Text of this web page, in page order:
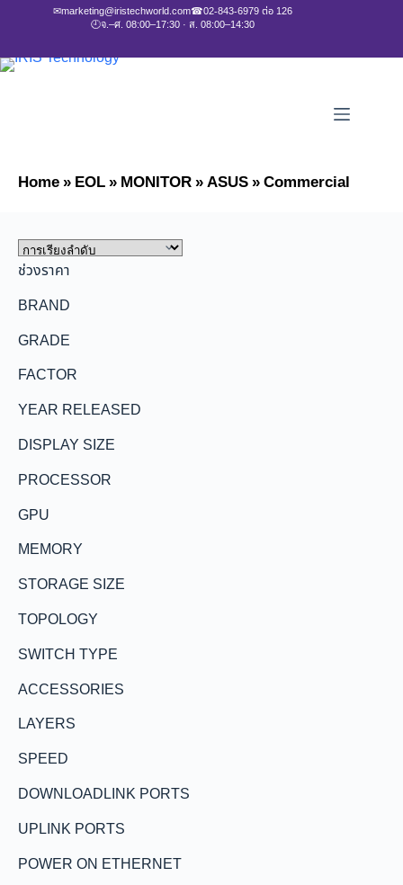
✉marketing@iristechworld.com☎02-843-6979 ต่อ 126
🕘จ.–ศ. 08:00–17:30 · ส. 08:00–14:30
Home»EOL»MONITOR»ASUS»Commercial
ช่วงราคา
BRAND
GRADE
FACTOR
YEAR RELEASED
DISPLAY SIZE
PROCESSOR
GPU
MEMORY
STORAGE SIZE
TOPOLOGY
SWITCH TYPE
ACCESSORIES
LAYERS
SPEED
DOWNLOADLINK PORTS
UPLINK PORTS
POWER ON ETHERNET